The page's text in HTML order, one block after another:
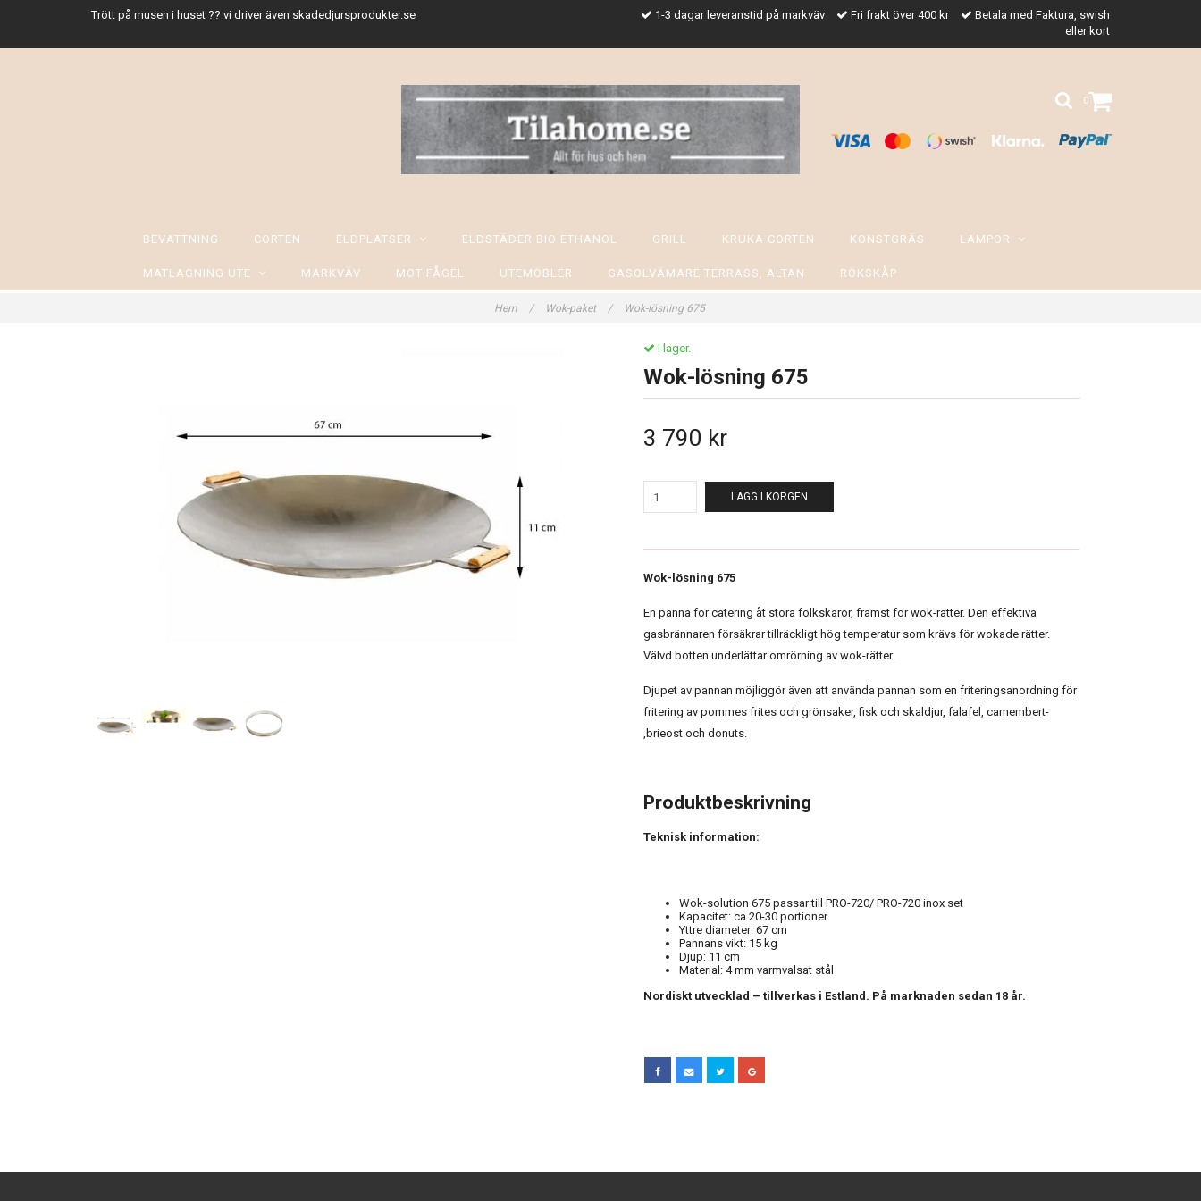
Trött på musen i huset ?? vi driver även skadedjursprodukter.se 1-3 dagar leveranstid på markväv Fri frakt över 400 kr
Betala med Faktura, swish
eller kort
0
BEVATTNING CORTEN ELDPLATSER ELDSTÄDER BIO ETHANOL GRILL KRUKA CORTEN KONSTGRÄS LAMPOR
MATLAGNING UTE MARKVÄV MOT FÅGEL UTEMÖBLER GASOLVÄMARE TERRASS, ALTAN RÖKSKÅP
Hem / Wok-paket / Wok-lösning 675
I lager.
Wok-lösning 675
3 790 kr
LÄGG I KORGEN
Wok-lösning 675
En panna för catering åt stora folkskaror, främst för wok-rätter. Den effektiva
gasbrännaren försäkrar tillräckligt hög temperatur som krävs för wokade rätter.
Välvd botten underlättar omrörning av wok-rätter.
Djupet av pannan möjliggör även att använda pannan som en friteringsanordning för
fritering av pommes frites och grönsaker, fisk och skaldjur, falafel, camembert-
,brieost och donuts.
Produktbeskrivning
Teknisk information:
Wok-solution 675 passar till PRO-720/ PRO-720 inox set
Kapacitet: ca 20-30 portioner
Yttre diameter: 67 cm
Pannans vikt: 15 kg
Djup: 11 cm
Material: 4 mm varmvalsat stål
Nordiskt utvecklad – tillverkas i Estland. På marknaden sedan 18 år.